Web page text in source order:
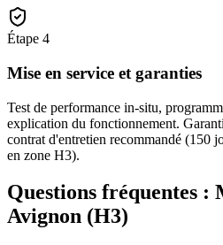
Étape 4
Mise en service et garanties
Test de performance in-situ,
explication du fonctionnement.
contrat d'entretien recommandé (150
en zone H3).
Questions fréquentes :
Avignon (H3)